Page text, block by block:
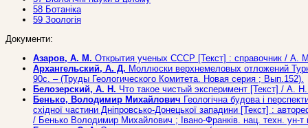
58 Ботанiка
59 Зоологiя
Документи:
Азаров, А. М. Открытия ученых СССР [Текст] : справочник / А.
Архангельский, А. Д. Моллюски верхнемеловых отложений
90с. – (Труды Геологического Комитета. Новая серия ; Вып.152).
Белозерский, А. Н. Что такое чистый эксперимент [Текст] /
Бенько, Володимир Михайлович Геологічна будова і
східної частини Дніпровсько-Донецької западини [Текст] :
/ Бенько Володимир Михайлович ; Івано-Франків. нац. техн. ун-т